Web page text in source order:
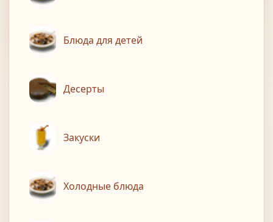
Блюда для детей
Десерты
Закуски
Холодные блюда